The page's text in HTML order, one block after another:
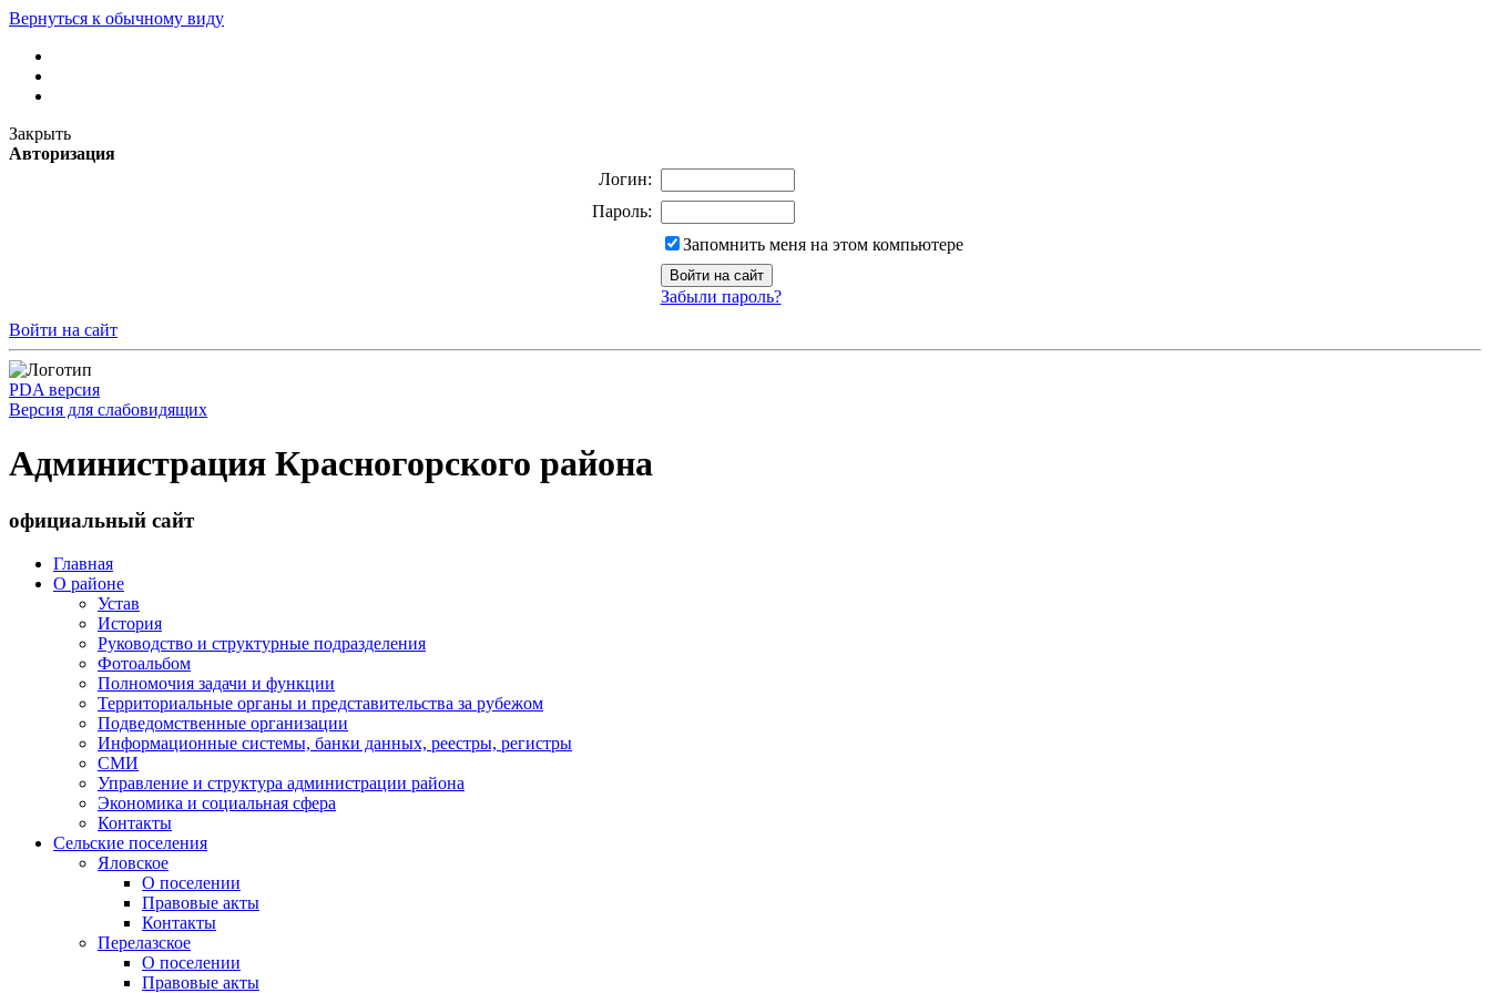
Вернуться к обычному виду
Закрыть
Авторизация
Логин:
Пароль:
Запомнить меня на этом компьютере
Забыли пароль?
Войти на сайт
PDA версия
Версия для слабовидящих
Администрация Красногорского района
официальный сайт
Главная
О районе
Устав
История
Руководство и структурные подразделения
Фотоальбом
Полномочия задачи и функции
Территориальные органы и представительства за рубежом
Подведомственные организации
Информационные системы, банки данных, реестры, регистры
СМИ
Управление и структура администрации района
Экономика и социальная сфера
Контакты
Сельские поселения
Яловское
О поселении
Правовые акты
Контакты
Перелазское
О поселении
Правовые акты